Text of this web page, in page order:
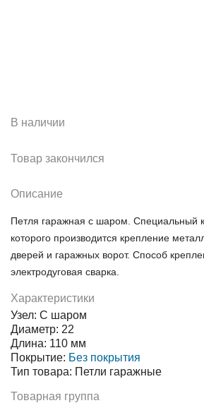
В наличии
Товар закончился
Описание
Петля гаражная с шаром. Специальный
которого производится крепление
дверей и гаражных ворот. Способ
электродуговая сварка.
Характеристики
Узел: С шаром
Диаметр: 22
Длина: 110 мм
Покрытие: Без покрытия
Тип товара: Петли гаражные
Товарная группа